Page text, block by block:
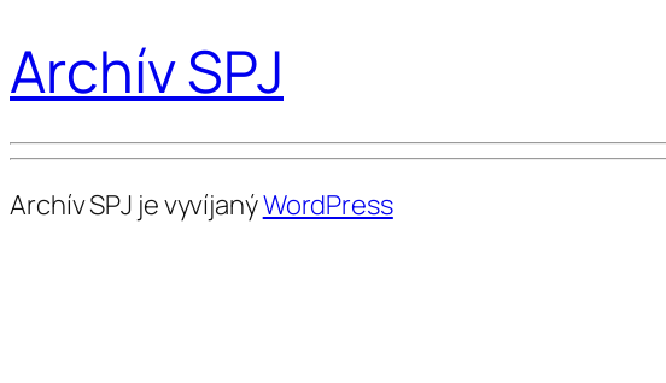
Archív SPJ
Archív SPJ je vyvíjanýWordPress